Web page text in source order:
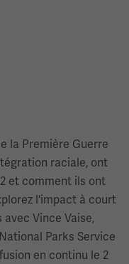
la Première Guerre
raciale, ont
et comment ils ont
l'impact à court
Vince Vaise,
Parks Service
en continu le 2